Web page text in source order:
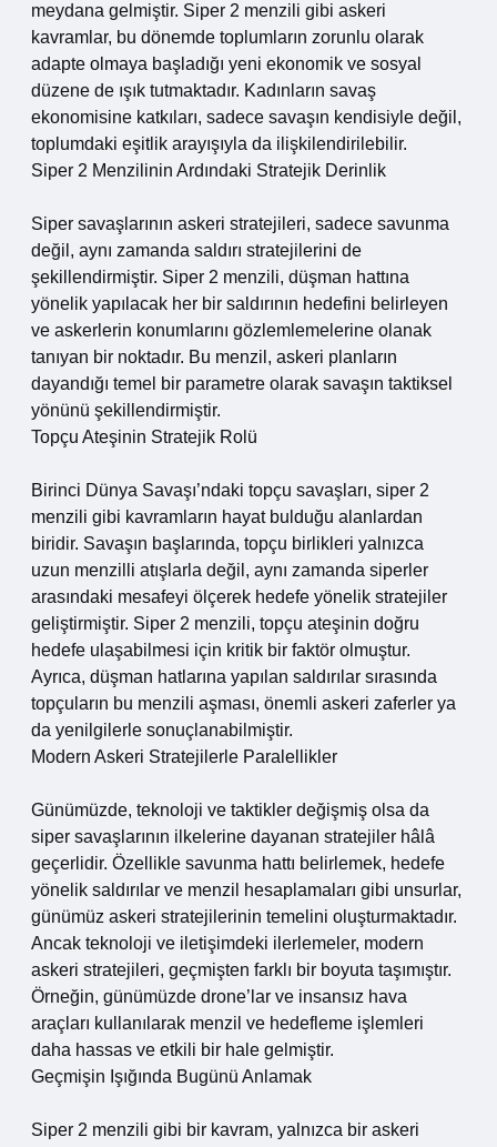
meydana gelmiştir. Siper 2 menzili gibi askeri
kavramlar, bu dönemde toplumların zorunlu olarak
adapte olmaya başladığı yeni ekonomik ve sosyal
düzene de ışık tutmaktadır. Kadınların savaş
ekonomisine katkıları, sadece savaşın kendisiyle değil,
toplumdaki eşitlik arayışıyla da ilişkilendirilebilir.
Siper 2 Menzilinin Ardındaki Stratejik Derinlik
Siper savaşlarının askeri stratejileri, sadece savunma
değil, aynı zamanda saldırı stratejilerini de
şekillendirmiştir. Siper 2 menzili, düşman hattına
yönelik yapılacak her bir saldırının hedefini belirleyen
ve askerlerin konumlarını gözlemlemelerine olanak
tanıyan bir noktadır. Bu menzil, askeri planların
dayandığı temel bir parametre olarak savaşın taktiksel
yönünü şekillendirmiştir.
Topçu Ateşinin Stratejik Rolü
Birinci Dünya Savaşı’ndaki topçu savaşları, siper 2
menzili gibi kavramların hayat bulduğu alanlardan
biridir. Savaşın başlarında, topçu birlikleri yalnızca
uzun menzilli atışlarla değil, aynı zamanda siperler
arasındaki mesafeyi ölçerek hedefe yönelik stratejiler
geliştirmiştir. Siper 2 menzili, topçu ateşinin doğru
hedefe ulaşabilmesi için kritik bir faktör olmuştur.
Ayrıca, düşman hatlarına yapılan saldırılar sırasında
topçuların bu menzili aşması, önemli askeri zaferler ya
da yenilgilerle sonuçlanabilmiştir.
Modern Askeri Stratejilerle Paralellikler
Günümüzde, teknoloji ve taktikler değişmiş olsa da
siper savaşlarının ilkelerine dayanan stratejiler hâlâ
geçerlidir. Özellikle savunma hattı belirlemek, hedefe
yönelik saldırılar ve menzil hesaplamaları gibi unsurlar,
günümüz askeri stratejilerinin temelini oluşturmaktadır.
Ancak teknoloji ve iletişimdeki ilerlemeler, modern
askeri stratejileri, geçmişten farklı bir boyuta taşımıştır.
Örneğin, günümüzde drone’lar ve insansız hava
araçları kullanılarak menzil ve hedefleme işlemleri
daha hassas ve etkili bir hale gelmiştir.
Geçmişin Işığında Bugünü Anlamak
Siper 2 menzili gibi bir kavram, yalnızca bir askeri